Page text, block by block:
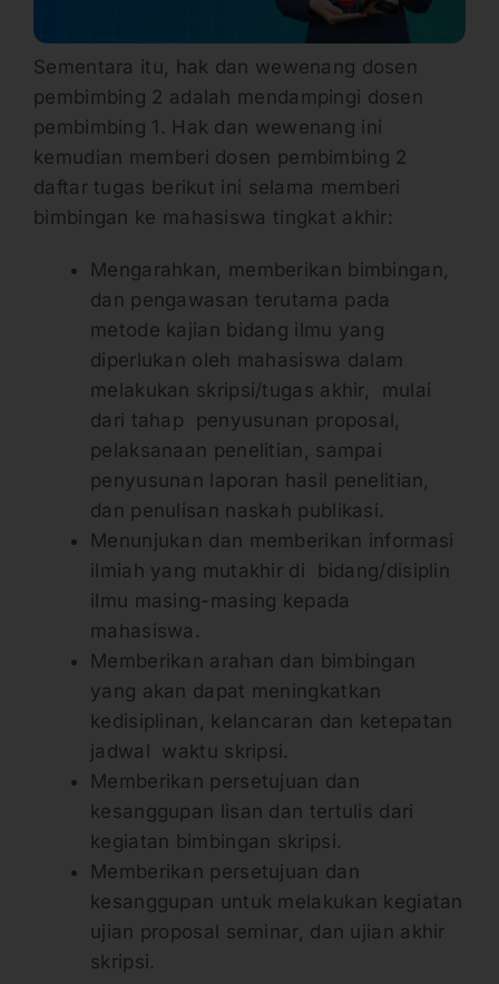
Sementara itu, hak dan wewenang dosen
pembimbing 2 adalah mendampingi dosen
pembimbing 1. Hak dan wewenang ini
kemudian memberi dosen pembimbing 2
daftar tugas berikut ini selama memberi
bimbingan ke mahasiswa tingkat akhir:
Mengarahkan, memberikan bimbingan,
dan pengawasan terutama pada
metode kajian bidang ilmu yang
diperlukan oleh mahasiswa dalam
melakukan skripsi/tugas akhir, mulai
dari tahap penyusunan proposal,
pelaksanaan penelitian, sampai
penyusunan laporan hasil penelitian,
dan penulisan naskah publikasi.
Menunjukan dan memberikan informasi
ilmiah yang mutakhir di bidang/disiplin
ilmu masing-masing kepada
mahasiswa.
Memberikan arahan dan bimbingan
yang akan dapat meningkatkan
kedisiplinan, kelancaran dan ketepatan
jadwal waktu skripsi.
Memberikan persetujuan dan
kesanggupan lisan dan tertulis dari
kegiatan bimbingan skripsi.
Memberikan persetujuan dan
kesanggupan untuk melakukan kegiatan
ujian proposal seminar, dan ujian akhir
skripsi.